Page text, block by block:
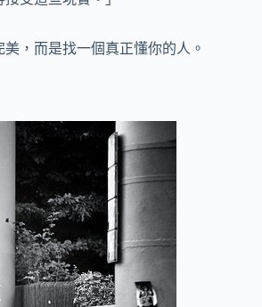
，而是找一個真正懂你的人。